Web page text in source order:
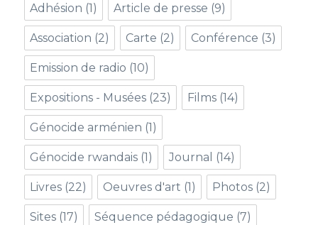
Adhésion (1) Article de presse (9)
Association (2) Carte (2) Conférence (3)
Emission de radio (10)
Expositions - Musées (23) Films (14)
Génocide arménien (1)
Génocide rwandais (1) Journal (14)
Livres (22) Oeuvres d'art (1) Photos (2)
Sites (17) Séquence pédagogique (7)